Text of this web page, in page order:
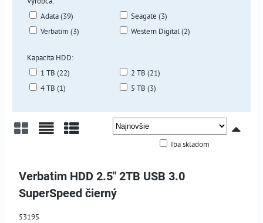
Adata (39)
Seagate (3)
Verbatim (3)
Western Digital (2)
Kapacita HDD:
1 TB (22)
2 TB (21)
4 TB (1)
5 TB (3)
Iba skladom
Verbatim HDD 2.5" 2TB USB 3.0
SuperSpeed čierný
53195